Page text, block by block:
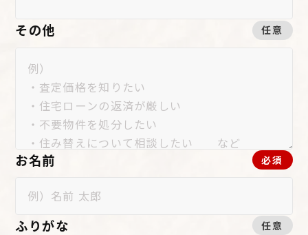
任意
その他
必須
お名前
任意
ふりがな